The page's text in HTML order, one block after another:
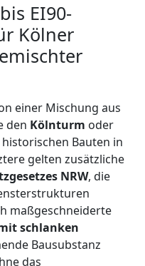
EI90-
Kölner
einer Mischung aus
den Kölnturm oder
historischen Bauten in
gelten zusätzliche
NRW, die
maßgeschneiderte
schlanken
Bausubstanz
das